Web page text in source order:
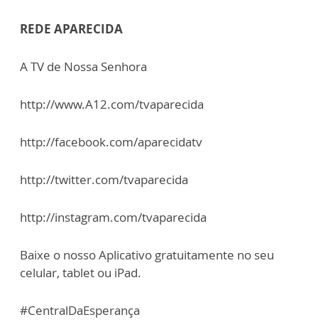
REDE APARECIDA
A TV de Nossa Senhora
http://www.A12.com/tvaparecida
http://facebook.com/aparecidatv
http://twitter.com/tvaparecida
http://instagram.com/tvaparecida
Baixe o nosso Aplicativo gratuitamente no seu
celular, tablet ou iPad.
#CentralDaEsperança